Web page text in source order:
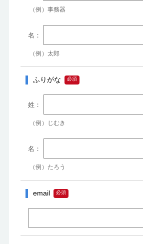
（例）事務器
（例）太郎
ふりがな
（例）じむき
（例）たろう
email